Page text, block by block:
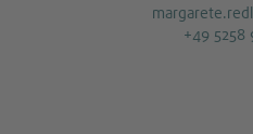
+49 5258